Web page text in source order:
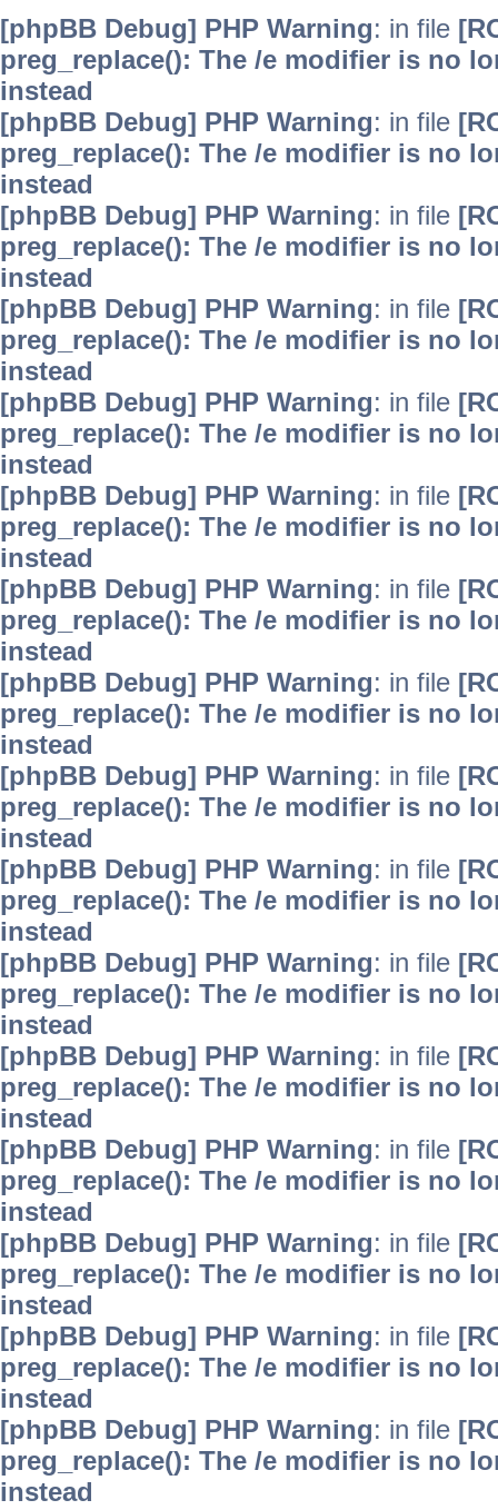
[phpBB Debug] PHP Warning: in file
preg_replace(): The /e modifier is no
instead
[phpBB Debug] PHP Warning: in file
preg_replace(): The /e modifier is no
instead
[phpBB Debug] PHP Warning: in file
preg_replace(): The /e modifier is no
instead
[phpBB Debug] PHP Warning: in file
preg_replace(): The /e modifier is no
instead
[phpBB Debug] PHP Warning: in file
preg_replace(): The /e modifier is no
instead
[phpBB Debug] PHP Warning: in file
preg_replace(): The /e modifier is no
instead
[phpBB Debug] PHP Warning: in file
preg_replace(): The /e modifier is no
instead
[phpBB Debug] PHP Warning: in file
preg_replace(): The /e modifier is no
instead
[phpBB Debug] PHP Warning: in file
preg_replace(): The /e modifier is no
instead
[phpBB Debug] PHP Warning: in file
preg_replace(): The /e modifier is no
instead
[phpBB Debug] PHP Warning: in file
preg_replace(): The /e modifier is no
instead
[phpBB Debug] PHP Warning: in file
preg_replace(): The /e modifier is no
instead
[phpBB Debug] PHP Warning: in file
preg_replace(): The /e modifier is no
instead
[phpBB Debug] PHP Warning: in file
preg_replace(): The /e modifier is no
instead
[phpBB Debug] PHP Warning: in file
preg_replace(): The /e modifier is no
instead
[phpBB Debug] PHP Warning: in file
preg_replace(): The /e modifier is no
instead